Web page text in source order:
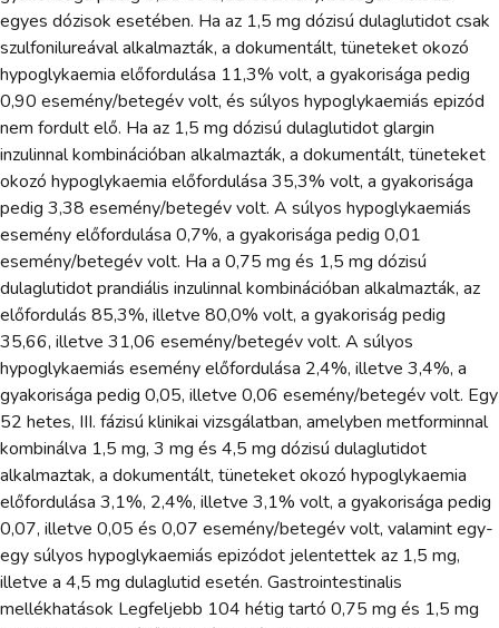
egyes dózisok esetében. Ha az 1,5 mg dózisú dulaglutidot csak
szulfonilureával alkalmazták, a dokumentált, tüneteket okozó
hypoglykaemia előfordulása 11,3% volt, a gyakorisága pedig
0,90 esemény/betegév volt, és súlyos hypoglykaemiás epizód
nem fordult elő. Ha az 1,5 mg dózisú dulaglutidot glargin
inzulinnal kombinációban alkalmazták, a dokumentált, tüneteket
okozó hypoglykaemia előfordulása 35,3% volt, a gyakorisága
pedig 3,38 esemény/betegév volt. A súlyos hypoglykaemiás
esemény előfordulása 0,7%, a gyakorisága pedig 0,01
esemény/betegév volt. Ha a 0,75 mg és 1,5 mg dózisú
dulaglutidot prandiális inzulinnal kombinációban alkalmazták, az
előfordulás 85,3%, illetve 80,0% volt, a gyakoriság pedig
35,66, illetve 31,06 esemény/betegév volt. A súlyos
hypoglykaemiás esemény előfordulása 2,4%, illetve 3,4%, a
gyakorisága pedig 0,05, illetve 0,06 esemény/betegév volt. Egy
52 hetes, III. fázisú klinikai vizsgálatban, amelyben metforminnal
kombinálva 1,5 mg, 3 mg és 4,5 mg dózisú dulaglutidot
alkalmaztak, a dokumentált, tüneteket okozó hypoglykaemia
előfordulása 3,1%, 2,4%, illetve 3,1% volt, a gyakorisága pedig
0,07, illetve 0,05 és 0,07 esemény/betegév volt, valamint egy-
egy súlyos hypoglykaemiás epizódot jelentettek az 1,5 mg,
illetve a 4,5 mg dulaglutid esetén. Gastrointestinalis
mellékhatások Legfeljebb 104 hétig tartó 0,75 mg és 1,5 mg